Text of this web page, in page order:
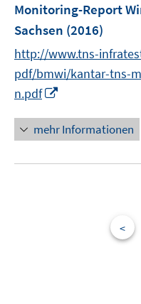
Monitoring-Report
Sachsen (2016)
http://www.tns-
pdf/bmwi/kantar-tns-
n.pdf
n
e
u
mehr Informationen
<